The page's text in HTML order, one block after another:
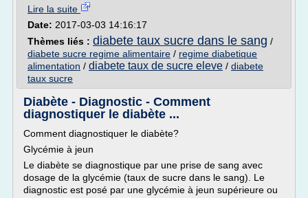
Lire la suite
Date: 2017-03-03 14:16:17
Thèmes liés : diabete taux sucre dans le sang /
diabete sucre regime alimentaire / regime diabetique
alimentation / diabete taux de sucre eleve / diabete
taux sucre
Diabète - Diagnostic - Comment
diagnostiquer le diabète ...
Comment diagnostiquer le diabète?
Glycémie à jeun
Le diabète se diagnostique par une prise de sang avec
dosage de la glycémie (taux de sucre dans le sang). Le
diagnostic est posé par une glycémie à jeun supérieure ou